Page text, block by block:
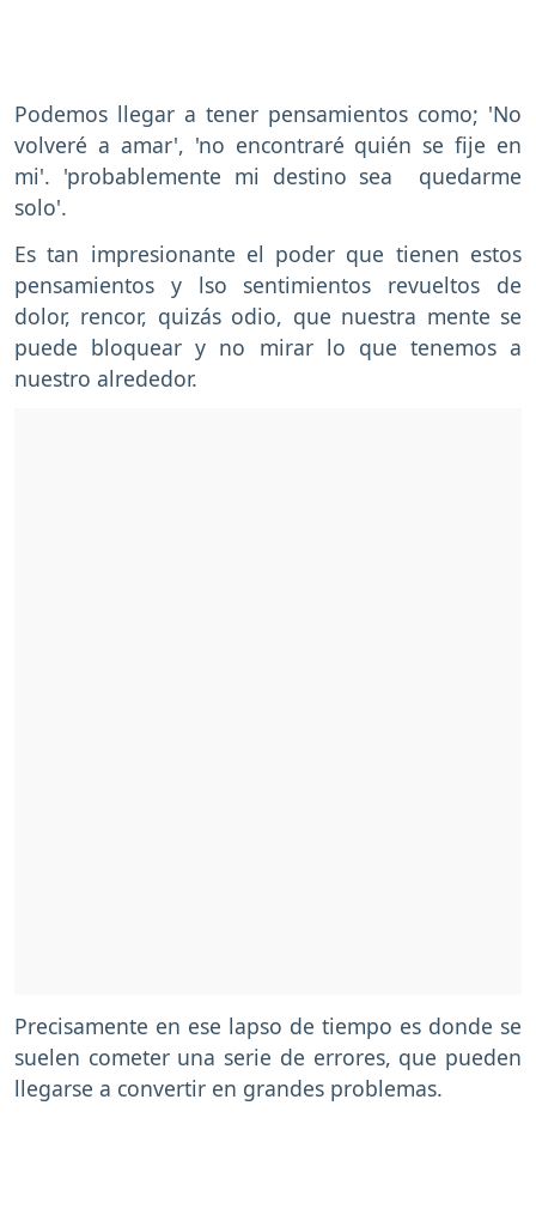
Podemos llegar a tener pensamientos como; 'No
volveré a amar', 'no encontraré quién se fije en
mi'. 'probablemente mi destino sea quedarme
solo'.
Es tan impresionante el poder que tienen estos
pensamientos y lso sentimientos revueltos de
dolor, rencor, quizás odio, que nuestra mente se
puede bloquear y no mirar lo que tenemos a
nuestro alrededor.
Precisamente en ese lapso de tiempo es donde se
suelen cometer una serie de errores, que pueden
llegarse a convertir en grandes problemas.